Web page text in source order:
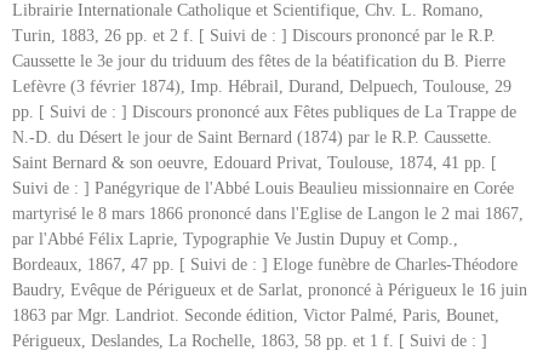
Librairie Internationale Catholique et Scientifique, Chv. L. Romano,
Turin, 1883, 26 pp. et 2 f. [ Suivi de : ] Discours prononcé par le R.P.
Caussette le 3e jour du triduum des fêtes de la béatification du B. Pierre
Lefèvre (3 février 1874), Imp. Hébrail, Durand, Delpuech, Toulouse, 29
pp. [ Suivi de : ] Discours prononcé aux Fêtes publiques de La Trappe de
N.-D. du Désert le jour de Saint Bernard (1874) par le R.P. Caussette.
Saint Bernard & son oeuvre, Edouard Privat, Toulouse, 1874, 41 pp. [
Suivi de : ] Panégyrique de l'Abbé Louis Beaulieu missionnaire en Corée
martyrisé le 8 mars 1866 prononcé dans l'Eglise de Langon le 2 mai 1867,
par l'Abbé Félix Laprie, Typographie Ve Justin Dupuy et Comp.,
Bordeaux, 1867, 47 pp. [ Suivi de : ] Eloge funèbre de Charles-Théodore
Baudry, Evêque de Périgueux et de Sarlat, prononcé à Périgueux le 16 juin
1863 par Mgr. Landriot. Seconde édition, Victor Palmé, Paris, Bounet,
Périgueux, Deslandes, La Rochelle, 1863, 58 pp. et 1 f. [ Suivi de : ]